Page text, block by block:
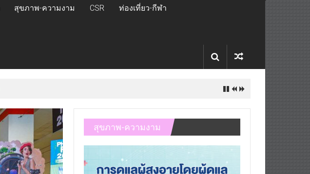
สุขภาพ-ความงาม CSR ท่องเที่ยว-กีฬา
สุขภาพ-ความงาม